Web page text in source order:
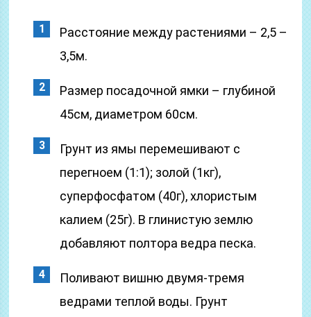
Расстояние между растениями – 2,5 –
3,5м.
Размер посадочной ямки – глубиной
45см, диаметром 60см.
Грунт из ямы перемешивают с
перегноем (1:1); золой (1кг),
суперфосфатом (40г), хлористым
калием (25г). В глинистую землю
добавляют полтора ведра песка.
Поливают вишню двумя-тремя
ведрами теплой воды. Грунт